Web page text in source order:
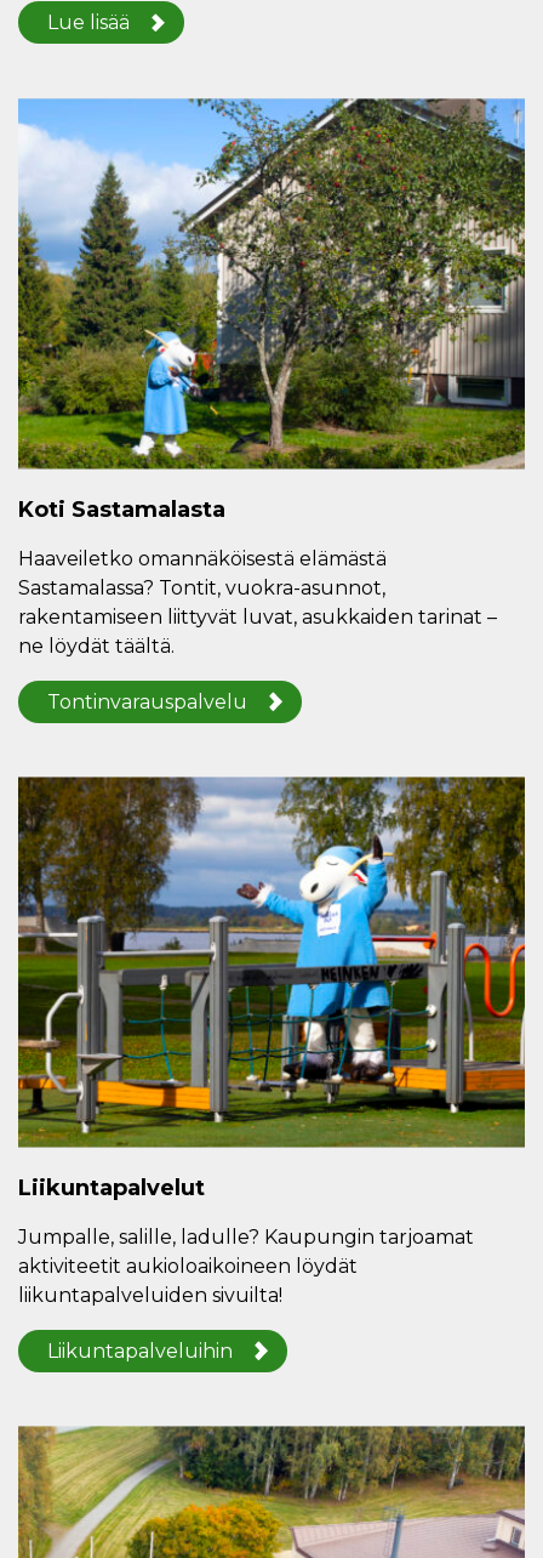
Lue lisää
Koti Sastamalasta
Haaveiletko omannäköisestä elämästä
Sastamalassa? Tontit, vuokra-asunnot,
rakentamiseen liittyvät luvat, asukkaiden tarinat –
ne löydät täältä.
Tontinvarauspalvelu
Liikuntapalvelut
Jumpalle, salille, ladulle? Kaupungin tarjoamat
aktiviteetit aukioloaikoineen löydät
liikuntapalveluiden sivuilta!
Liikuntapalveluihin